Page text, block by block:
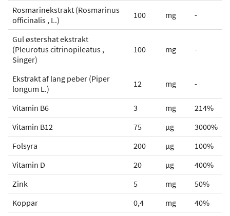
Rosmarinekstrakt (Rosmarinus
officinalis , L.)
100 mg -
Gul østershat ekstrakt
(Pleurotus citrinopileatus ,
Singer)
100 mg -
Ekstrakt af lang peber (Piper
longum L.)
12 mg -
Vitamin B6 3 mg
214%
Vitamin B12
75 µg
3000%
Folsyra
200 µg
100%
Vitamin D
20 µg
400%
Zink
5 mg
50%
Koppar
0,4 mg
40%